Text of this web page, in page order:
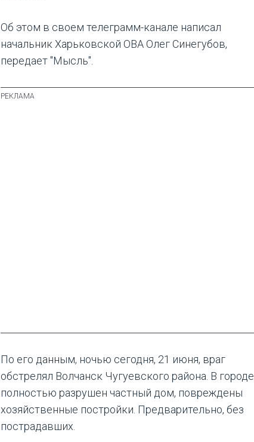
Об этом в своем телеграмм-канале написал
начальник Харьковской ОВА Олег Синегубов,
передает "Мысль".
По его данным, ночью сегодня, 21 июня, враг
обстрелял Волчанск Чугуевского района. В городе
полностью разрушен частный дом, повреждены
хозяйственные постройки. Предварительно, без
пострадавших.